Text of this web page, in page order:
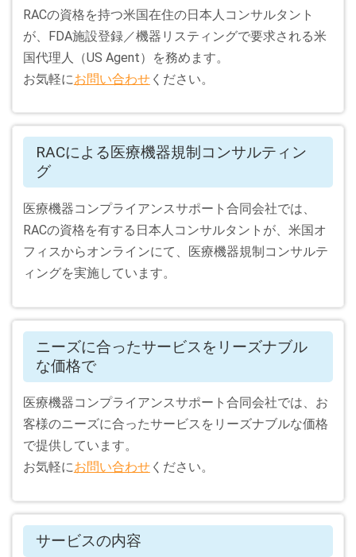
RACの資格を持つ米国在住の日本人コンサルタント
が、FDA施設登録／機器リスティングで要求される米
国代理人（US Agent）を務めます。
お気軽にお問い合わせください。
RACによる医療機器規制コンサルティン
グ
医療機器コンプライアンスサポート合同会社では、
RACの資格を有する日本人コンサルタントが、米国オ
フィスからオンラインにて、医療機器規制コンサルテ
ィングを実施しています。
ニーズに合ったサービスをリーズナブル
な価格で
医療機器コンプライアンスサポート合同会社では、お
客様のニーズに合ったサービスをリーズナブルな価格
で提供しています。
お気軽にお問い合わせください。
サービスの内容